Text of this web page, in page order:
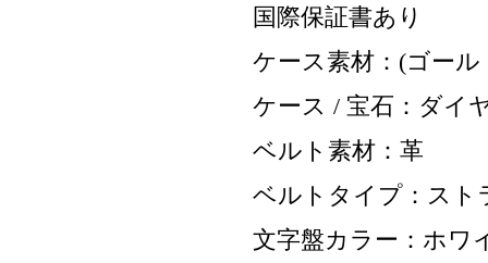
国際保証書あり
ケース素材：(ゴー
ケース / 宝石：ダイ
ベルト素材：革
ベルトタイプ：スト
文字盤カラー：ホワ